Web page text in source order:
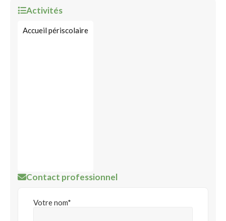
Activités
Accueil périscolaire
Contact professionnel
Votre nom*